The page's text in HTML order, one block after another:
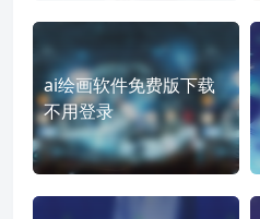
ai绘画软件免费版下载
不用登录